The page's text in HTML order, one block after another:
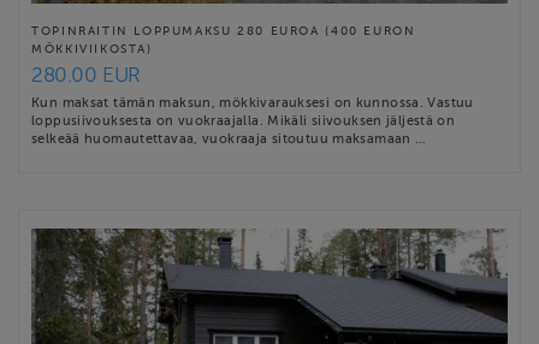
TOPINRAITIN LOPPUMAKSU 280 EUROA (400 EURON
MÖKKIVIIKOSTA)
280.00 EUR
Kun maksat tämän maksun, mökkivarauksesi on kunnossa. Vastuu
loppusiivouksesta on vuokraajalla. Mikäli siivouksen jäljestä on
selkeää huomautettavaa, vuokraaja sitoutuu maksamaan …